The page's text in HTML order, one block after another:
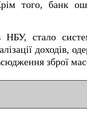
того, банк
НБУ, стало
доходів,
зброї